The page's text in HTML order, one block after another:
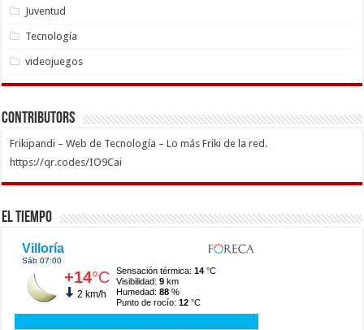
Juventud
Tecnología
videojuegos
Contributors
Frikipandi – Web de Tecnología – Lo más Friki de la red.
https://qr.codes/IO9Cai
El Tiempo